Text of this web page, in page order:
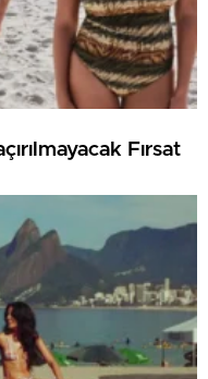
Fırsat